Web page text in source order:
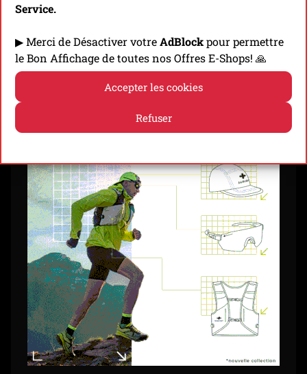
Service.
▶ Merci de Désactiver votreAdBlockpour permettre
le Bon Affichage de toutes nos Offres E-Shops! 🙏
Accepter les cookies
Refuser
Découvrir
⬇️ -10% EN CLIQUANT SUR LA BANNIÈRE! ⬇️